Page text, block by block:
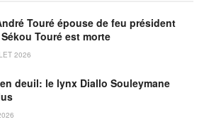
Touré épouse de feu président
Touré est morte
2026
deuil: le lynx Diallo Souleymane